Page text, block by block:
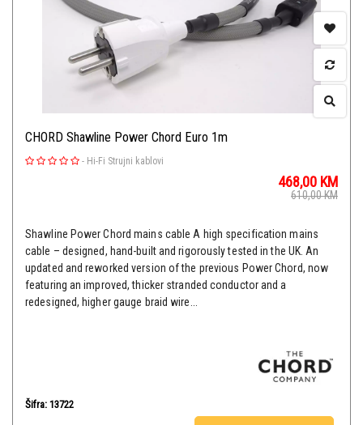
CHORD Shawline Power Chord Euro 1m
- Hi-Fi Strujni kablovi
468,00 KM
610,00KM
Shawline Power Chord mains cable A high specification mains
cable – designed, hand-built and rigorously tested in the UK. An
updated and reworked version of the previous Power Chord, now
featuring an improved, thicker stranded conductor and a
redesigned, higher gauge braid wire...
Šifra: 13722